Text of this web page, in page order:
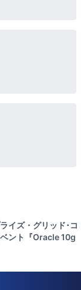
イズ・グリッド･コ
ント『Oracle 10g